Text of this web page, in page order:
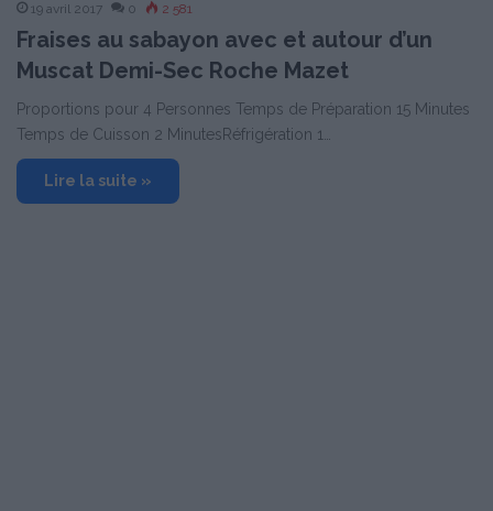
19 avril 2017 0 2 581
Fraises au sabayon avec et autour d’un
Muscat Demi-Sec Roche Mazet
Proportions pour 4 Personnes Temps de Préparation 15 Minutes
Temps de Cuisson 2 MinutesRéfrigération 1…
Lire la suite »